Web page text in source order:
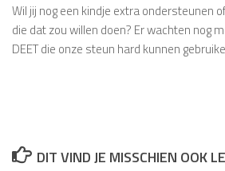
Wil jij nog een kindje extra ondersteunen
die dat zou willen doen? Er wachten nog
DEET die onze steun hard kunnen
DIT VIND JE MISSCHIEN OOK